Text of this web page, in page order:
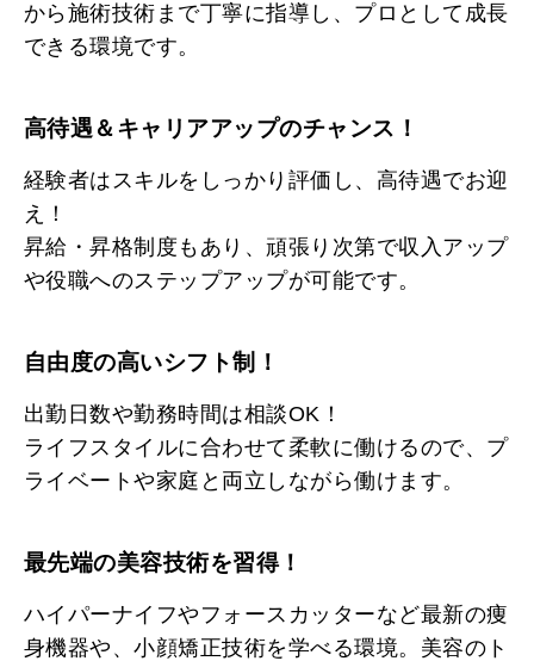
から施術技術まで丁寧に指導し、プロとして成長
できる環境です。
高待遇＆キャリアアップのチャンス！
経験者はスキルをしっかり評価し、高待遇でお迎
え！
昇給・昇格制度もあり、頑張り次第で収入アップ
や役職へのステップアップが可能です。
自由度の高いシフト制！
出勤日数や勤務時間は相談OK！
ライフスタイルに合わせて柔軟に働けるので、プ
ライベートや家庭と両立しながら働けます。
最先端の美容技術を習得！
ハイパーナイフやフォースカッターなど最新の痩
身機器や、小顔矯正技術を学べる環境。美容のト